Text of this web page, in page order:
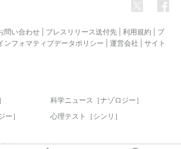
問い合わせ プレスリリース送付先 利用規約
プ
ンフォマティブデータポリシー 運営会社
サイト
科学ニュース［ナゾロジー］
ー］
心理テスト［シンリ］
rights reserved.